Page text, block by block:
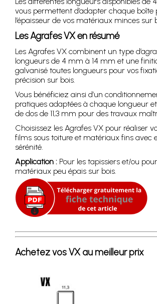
vous permettent d’adapter chaque boîte
l’épaisseur de vos matériaux minces sur
Les Agrafes VX en résumé
Les Agrafes VX combinent un type
longueurs de 4 mm à 14 mm et une
galvanisé toutes longueurs pour vos
précision sur bois.
Vous bénéficiez ainsi d’un
pratiques adaptées à chaque longueur
de dos de 11,3 mm pour des travaux
Choisissez les Agrafes VX pour réaliser
films sous toiture et matériaux fins avec
sérénité.
Application : Pour les tapissiers et/ou
matériaux peu épais sur bois.
Achetez vos VX au meilleur prix